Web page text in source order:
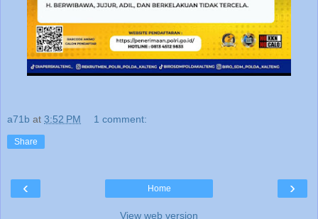
a71b at 3:52 PM 1 comment:
Share
‹ ›
Home
View web version